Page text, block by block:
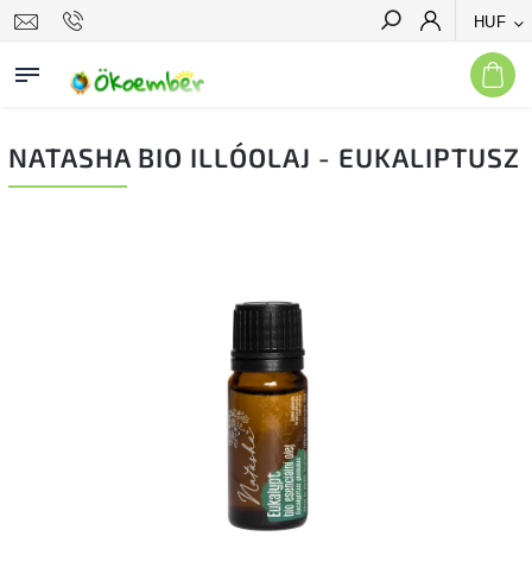
HUF
Keresés
NATASHA BIO ILLÓOLAJ - EUKALIPTUSZ